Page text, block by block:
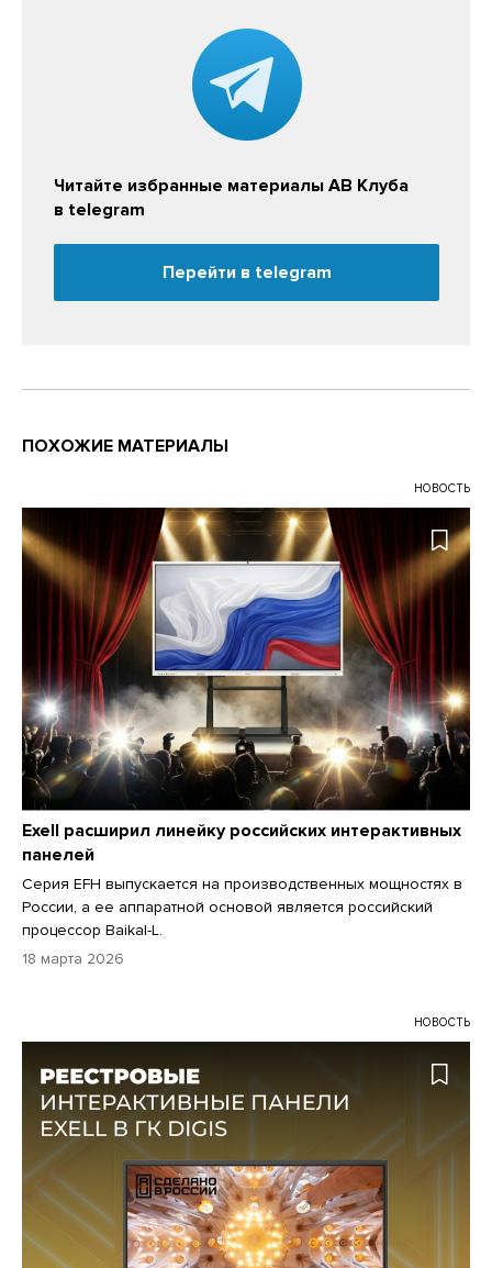
Читайте избранные материалы АВ Клуба
в telegram
Перейти в telegram
ПОХОЖИЕ МАТЕРИАЛЫ
НОВОСТЬ
Exell расширил линейку российских интерактивных
панелей
Серия EFH выпускается на производственных мощностях в
России, а ее аппаратной основой является российский
процессор Baikal-L.
18 марта 2026
НОВОСТЬ